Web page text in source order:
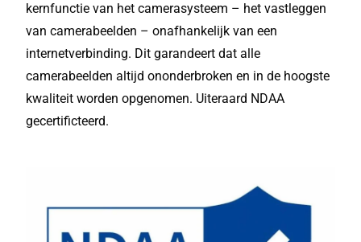
kernfunctie van het camerasysteem – het vastleggen
van camerabeelden – onafhankelijk van een
internetverbinding. Dit garandeert dat alle
camerabeelden altijd ononderbroken en in de hoogste
kwaliteit worden opgenomen. Uiteraard NDAA
gecertificteerd.